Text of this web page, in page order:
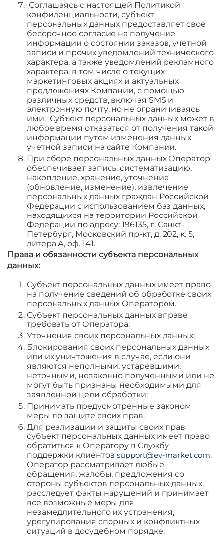
Соглашаясь с настоящей Политикой
конфиденциальности, субъект
персональных данных предоставляет свое
бессрочное согласие на получение
информации о состоянии заказов, учетной
записи и прочих уведомлений технического
характера, а также уведомлений рекламного
характера, в том числе о текущих
маркетинговых акциях и актуальных
предложениях Компании, с помощью
различных средств, включая SMS и
электронную почту, но не ограничиваясь
ими. Субъект персональных данных может в
любое время отказаться от получения такой
информации путем изменения данных
учетной записи на сайте Компании.
При сборе персональных данных Оператор
обеспечивает запись, систематизацию,
накопление, хранение, уточнение
(обновление, изменение), извлечение
персональных данных граждан Российской
Федерации с использованием баз данных,
находящихся на территории Российской
Федерации по адресу: 196135, г. Санкт-
Петербург, Московский пр-кт, д. 202, к. 5,
литера А, оф. 141.
Права и обязанности субъекта персональных
данных:
Субъект персональных данных имеет право
на получение сведений об обработке своих
персональных данных Оператором.
Субъект персональных данных вправе
требовать от Оператора:
Уточнения своих персональных данных;
Блокирования своих персональных данных
или их уничтожения в случае, если они
являются неполными, устаревшими,
неточными, незаконно полученными или не
могут быть признаны необходимыми для
заявленной цели обработки;
Принимать предусмотренные законом
меры по защите своих прав.
Для реализации и защиты своих прав
субъект персональных данных имеет право
обратиться к Оператору в Службу
поддержки клиентов support@ev-market.com.
Оператор рассматривает любые
обращения, жалобы, предложения со
стороны субъектов персональных данных,
расследует факты нарушений и принимает
все возможные меры для
незамедлительного их устранения,
урегулирования спорных и конфликтных
ситуаций в досудебном порядке.